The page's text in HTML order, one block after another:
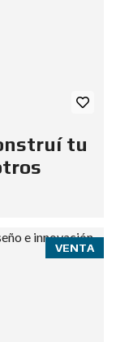
tu
VENTA